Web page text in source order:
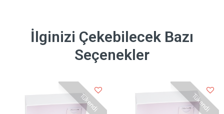
İlginizi Çekebilecek Bazı
Seçenekler
Tükendi Tükendi